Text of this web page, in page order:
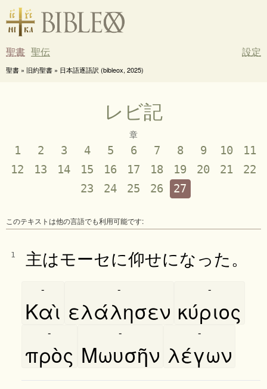
聖書 聖伝 設定
聖書 » 旧約聖書 » 日本語逐語訳 (bibleox, 2025)
レビ記
章
1 2 3 4 5 6 7 8 9 10
11
12
13 14 15 16 17 18 19 20 21
22
23
24 25 26 27
このテキストは他の言語でも利用可能です:
1 主はモーセに仰せになった。
Καὶ
-
ελάλησεν
-
κύριος
-
πρὸς
-
Μωυσῆν
-
λέγων
-